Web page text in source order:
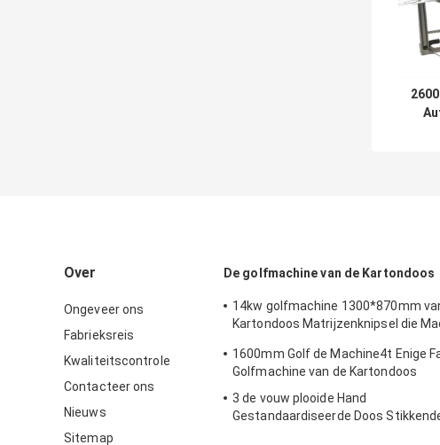
Over
Ongeveer ons
Fabrieksreis
Kwaliteitscontrole
Contacteer ons
Nieuws
Sitemap
De golfmachine van de Kartondoos
14kw golfmachine 1300*870mm
Kartondoos Matrijzenknipsel die
1600mm Golf de Machine4t Enige
Golfmachine van de Kartondoos
3 de vouw plooide Hand
Gestandaardiseerde Doos